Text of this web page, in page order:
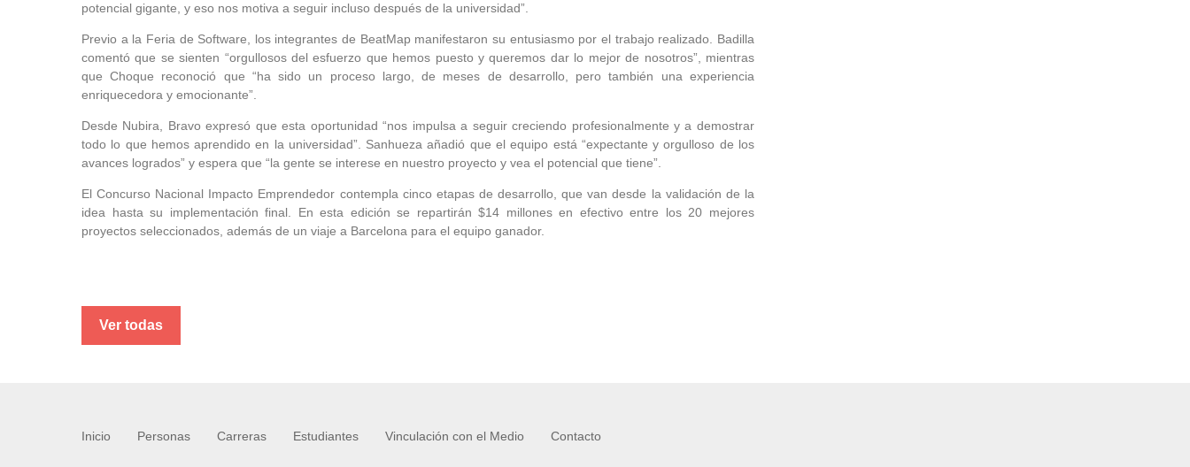
potencial gigante, y eso nos motiva a seguir incluso después de la universidad”.
Previo a la Feria de Software, los integrantes de BeatMap manifestaron su entusiasmo por el trabajo realizado. Badilla
comentó que se sienten “orgullosos del esfuerzo que hemos puesto y queremos dar lo mejor de nosotros”, mientras
que Choque reconoció que “ha sido un proceso largo, de meses de desarrollo, pero también una experiencia
enriquecedora y emocionante”.
Desde Nubira, Bravo expresó que esta oportunidad “nos impulsa a seguir creciendo profesionalmente y a demostrar
todo lo que hemos aprendido en la universidad”. Sanhueza añadió que el equipo está “expectante y orgulloso de los
avances logrados” y espera que “la gente se interese en nuestro proyecto y vea el potencial que tiene”.
El Concurso Nacional Impacto Emprendedor contempla cinco etapas de desarrollo, que van desde la validación de la
idea hasta su implementación final. En esta edición se repartirán $14 millones en efectivo entre los 20 mejores
proyectos seleccionados, además de un viaje a Barcelona para el equipo ganador.
Ver todas
Inicio Personas Carreras Estudiantes Vinculación con el Medio Contacto